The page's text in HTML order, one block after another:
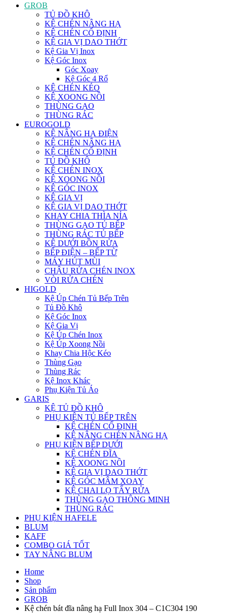
GROB
TỦ ĐỒ KHÔ
KỆ CHÉN NÂNG HẠ
KỆ CHÉN CỐ ĐỊNH
KỆ GIA VỊ DAO THỚT
Kệ Gia Vị Inox
Kệ Góc Inox
Góc Xoay
Kệ Góc 4 Rổ
KỆ CHÉN KÉO
KỆ XOONG NỒI
THÙNG GẠO
THÙNG RÁC
EUROGOLD
KỆ NÂNG HẠ ĐIỆN
KỆ CHÉN NÂNG HẠ
KỆ CHÉN CỐ ĐỊNH
TỦ ĐỒ KHÔ
KỆ CHÉN INOX
KỆ XOONG NỒI
KỆ GÓC INOX
KỆ GIA VỊ
KỆ GIA VỊ DAO THỚT
KHAY CHIA THÌA NỈA
THÙNG GẠO TỦ BẾP
THÙNG RÁC TỦ BẾP
KỆ DƯỚI BỒN RỬA
BẾP ĐIỆN – BẾP TỪ
MÁY HÚT MÙI
CHẬU RỬA CHÉN INOX
VÒI RỬA CHÉN
HIGOLD
Kệ Úp Chén Tủ Bếp Trên
Tủ Đồ Khô
Kệ Góc Inox
Kệ Gia Vị
Kệ Úp Chén Inox
Kệ Úp Xoong Nồi
Khay Chia Hộc Kéo
Thùng Gạo
Thùng Rác
Kệ Inox Khác
Phụ Kiện Tủ Áo
GARIS
KỆ TỦ ĐỒ KHÔ
PHỤ KIỆN TỦ BẾP TRÊN
KỆ CHÉN CỐ ĐỊNH
KỆ NÂNG CHÉN NÂNG HẠ
PHỤ KIỆN BẾP DƯỚI
KỆ CHÉN ĐĨA
KỆ XOONG NỒI
KỆ GIA VỊ DAO THỚT
KỆ GÓC MÂM XOAY
KỆ CHAI LỌ TẨY RỬA
THÙNG GẠO THÔNG MINH
THÙNG RÁC
PHỤ KIỆN HAFELE
BLUM
KAFF
COMBO GIÁ TỐT
TAY NÂNG BLUM
Home
Shop
Sản phẩm
GROB
Kệ chén bát đĩa nâng hạ Full Inox 304 – C1C304 190